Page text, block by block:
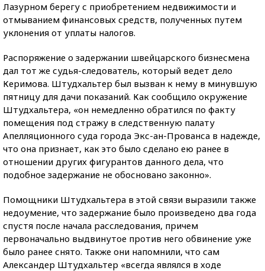
Лазурном берегу с приобретением недвижимости и
отмыванием финансовых средств, полученных путем
уклонения от уплаты налогов.
Распоряжение о задержании швейцарского бизнесмена
дал тот же судья-следователь, который ведет дело
Керимова. Штудхальтер был вызван к нему в минувшую
пятницу для дачи показаний. Как сообщило окружение
Штудхальтера, «он немедленно обратился по факту
помещения под стражу в следственную палату
Апелляционного суда города Экс-ан-Прованса в надежде,
что она признает, как это было сделано ею ранее в
отношении других фигурантов данного дела, что
подобное задержание не обосновано законно».
Помощники Штудхальтера в этой связи выразили также
недоумение, что задержание было произведено два года
спустя после начала расследования, причем
первоначально выдвинутое против него обвинение уже
было ранее снято. Также они напомнили, что сам
Александер Штудхальтер «всегда являлся в ходе